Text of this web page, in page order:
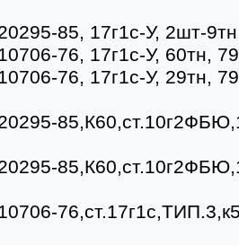
85, 17г1с-У, 2шт-
76, 17г1с-У, 60тн,
76, 17г1с-У, 29тн,